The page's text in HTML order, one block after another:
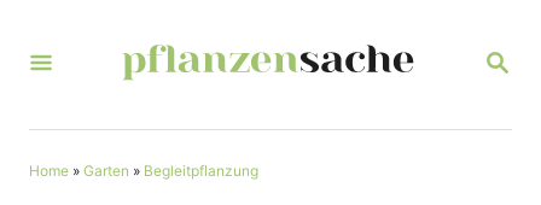
S
R
Home » Garten » Begleitpflanzung